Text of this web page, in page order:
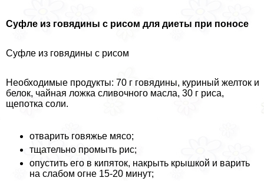
Суфле из говядины с рисом для диеты при поносе
Суфле из говядины с рисом
Необходимые продукты: 70 г говядины, куриный желток и
белок, чайная ложка сливочного масла, 30 г риса,
щепотка соли.
отварить говяжье мясо;
тщательно промыть рис;
опустить его в кипяток, накрыть крышкой и варить
на слабом огне 15-20 минут;